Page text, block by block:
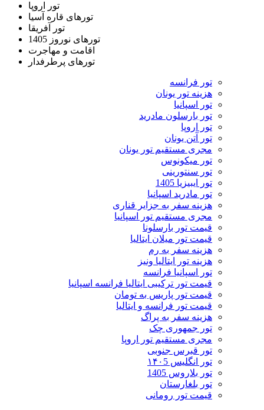
تور اروپا
تورهای قاره آسیا
تور آفریقا
تورهای نوروز 1405
اقامت و مهاجرت
تورهای پرطرفدار
تور فرانسه
هزینه تور یونان
تور اسپانیا
تور بارسلون مادرید
تور اروپا
تور آتن یونان
مجری مستقیم تور یونان
تور میکونوس
تور سنتورینی
تور ایبیزیا 1405
تور مادرید اسپانیا
هزینه سفر به جزایر قناری
مجری مستقیم تور اسپانیا
قیمت تور بارسلونا
قیمت تور میلان ایتالیا
هزینه سفر به رم
هزینه تور ایتالیا ونیز
تور اسپانیا فرانسه
قیمت تور ترکیبی ایتالیا فرانسه اسپانیا
قیمت تور پاریس به تومان
قیمت تور فرانسه و ایتالیا
هزینه سفر به پراگ
تور جمهوری چک
مجری مستقیم تور اروپا
تور قبرس جنوبی
تور انگلیس ۱۴۰5
تور بلاروس 1405
تور بلغارستان
قیمت تور رومانی